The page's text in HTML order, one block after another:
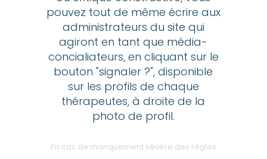
pouvez tout de même écrire aux
administrateurs du site qui
agiront en tant que média-
concialiateurs, en cliquant sur le
bouton "signaler ?", disponible
sur les profils de chaque
thérapeutes, à droite de la
photo de profil.
En cas de manquement sévère des règles